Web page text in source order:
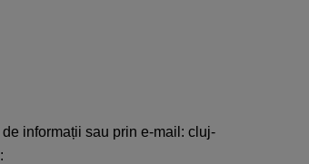
de informații sau prin e-mail: cluj-
: